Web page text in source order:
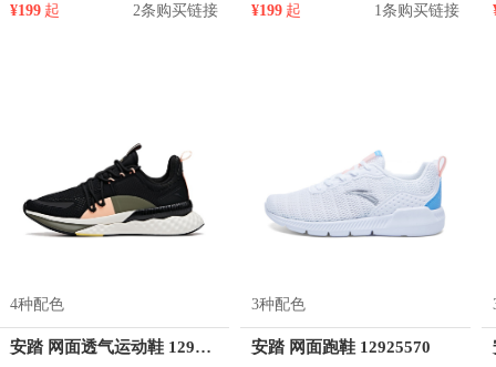
¥199 起 2条购买链接 ¥199 起 1条购买链接
4种配色
安踏 网面透气运动鞋 12935550
3种配色
安踏 网面跑鞋 12925570